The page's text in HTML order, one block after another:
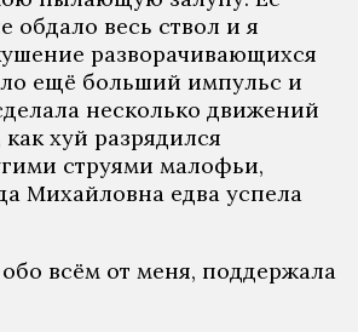
обдало весь ствол и я
разворачивающихся
ещё больший импульс и
несколько движений
хуй разрядился
струями малофьи,
Михайловна едва успела
всём от меня, поддержала